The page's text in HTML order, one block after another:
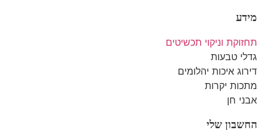
מידע
תחזוקת וניקוי תכשיטים
גדלי טבעות
דירוג איכות יהלומים
מתכות יקרות
אבני חן
החשבון שלי